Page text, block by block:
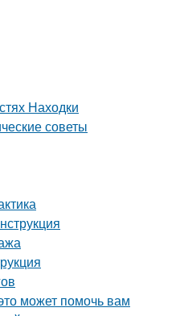
Находки
советы
может помочь вам